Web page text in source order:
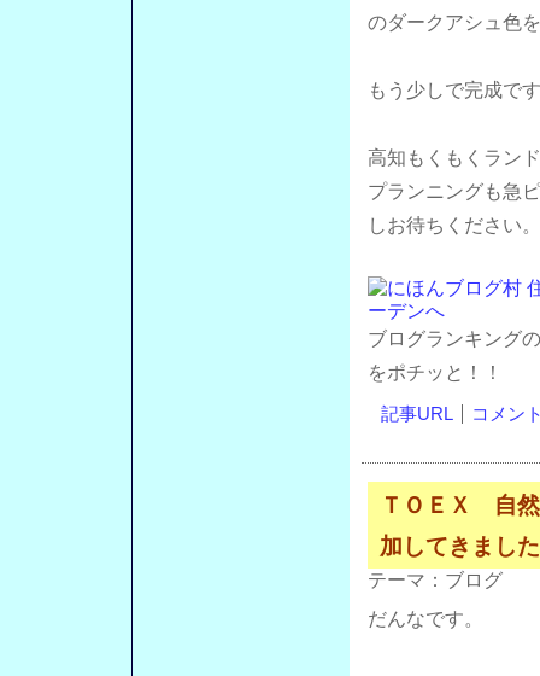
のダークアシュ色
もう少しで完成で
高知もくもくラン
プランニングも急
しお待ちください。
ブログランキング
をポチッと！！
記事URL コメン
ＴＯＥＸ 自
加してきまし
テーマ： ブログ
だんなです。